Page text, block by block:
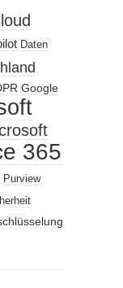
Daten
Google
365
Purview